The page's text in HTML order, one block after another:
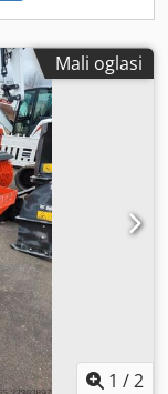
Mali oglasi
1 /2